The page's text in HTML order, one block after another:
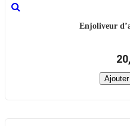
Enjoliveur